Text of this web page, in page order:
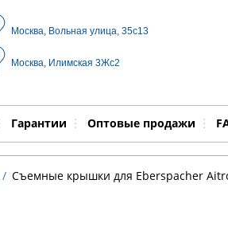
Москва, Вольная улица, 35с13
Москва, Илимская 3Жс2
Гарантии Оптовые продажи
Если Вы не
запчасти,
Выполняемые работы
/ Съемные крышки для Eberspacher